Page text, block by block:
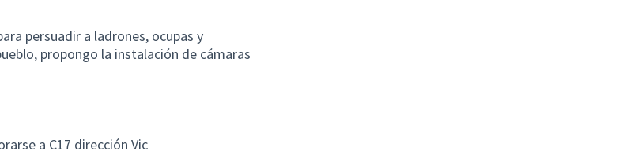
persuadir a ladrones, ocupas y
propongo la instalación de cámaras
a C17 dirección Vic